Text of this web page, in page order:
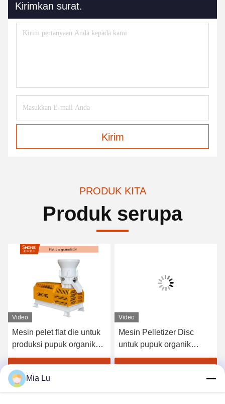
Kirimkan surat.
Kirim
PRODUK KITA
Produk serupa
Video
Mesin pelet flat die untuk
produksi pupuk organik
dengan kapasitas 1-4 ton
per jam dan tingkat
granulasi ≥95%
Dapatkan Harga Terbaik
Video
Mesin Pelletizer Disc
untuk pupuk organik
dengan kapasitas 1-20 ton
Mia Lu